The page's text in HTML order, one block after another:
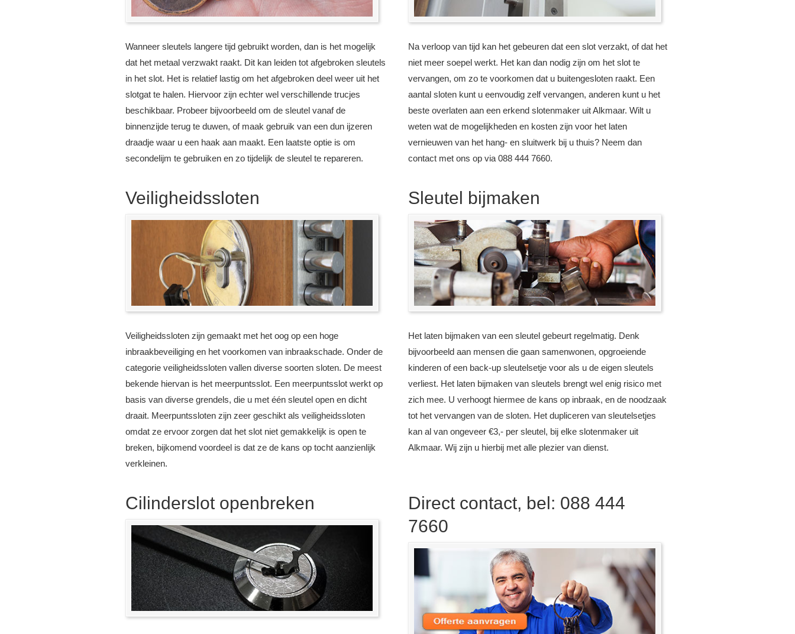
Wanneer sleutels langere tijd gebruikt worden, dan is het mogelijk
dat het metaal verzwakt raakt. Dit kan leiden tot afgebroken sleutels
in het slot. Het is relatief lastig om het afgebroken deel weer uit het
slotgat te halen. Hiervoor zijn echter wel verschillende trucjes
beschikbaar. Probeer bijvoorbeeld om de sleutel vanaf de
binnenzijde terug te duwen, of maak gebruik van een dun ijzeren
draadje waar u een haak aan maakt. Een laatste optie is om
secondelijm te gebruiken en zo tijdelijk de sleutel te repareren.
Na verloop van tijd kan het gebeuren dat een slot verzakt, of dat het
niet meer soepel werkt. Het kan dan nodig zijn om het slot te
vervangen, om zo te voorkomen dat u buitengesloten raakt. Een
aantal sloten kunt u eenvoudig zelf vervangen, anderen kunt u het
beste overlaten aan een erkend slotenmaker uit Alkmaar. Wilt u
weten wat de mogelijkheden en kosten zijn voor het laten
vernieuwen van het hang- en sluitwerk bij u thuis? Neem dan
contact met ons op via 088 444 7660.
Veiligheidssloten
Veiligheidssloten zijn gemaakt met het oog op een hoge
inbraakbeveiliging en het voorkomen van inbraakschade. Onder de
categorie veiligheidssloten vallen diverse soorten sloten. De meest
bekende hiervan is het meerpuntsslot. Een meerpuntsslot werkt op
basis van diverse grendels, die u met één sleutel open en dicht
draait. Meerpuntssloten zijn zeer geschikt als veiligheidssloten
omdat ze ervoor zorgen dat het slot niet gemakkelijk is open te
breken, bijkomend voordeel is dat ze de kans op tocht aanzienlijk
verkleinen.
Sleutel bijmaken
Het laten bijmaken van een sleutel gebeurt regelmatig. Denk
bijvoorbeeld aan mensen die gaan samenwonen, opgroeiende
kinderen of een back-up sleutelsetje voor als u de eigen sleutels
verliest. Het laten bijmaken van sleutels brengt wel enig risico met
zich mee. U verhoogt hiermee de kans op inbraak, en de noodzaak
tot het vervangen van de sloten. Het dupliceren van sleutelsetjes
kan al van ongeveer €3,- per sleutel, bij elke slotenmaker uit
Alkmaar. Wij zijn u hierbij met alle plezier van dienst.
Cilinderslot openbreken
Direct contact, bel: 088 444
7660